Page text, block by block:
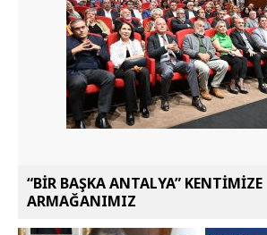
“BİR BAŞKA ANTALYA” KENTİMİZE
ARMAĞANIMIZ